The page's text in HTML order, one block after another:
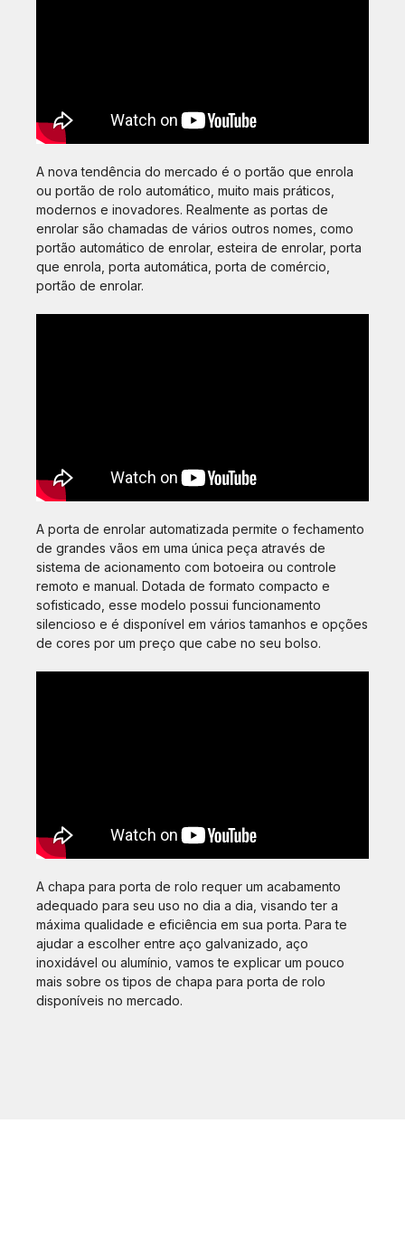
A nova tendência do mercado é o portão que enrola
ou portão de rolo automático, muito mais práticos,
modernos e inovadores. Realmente as portas de
enrolar são chamadas de vários outros nomes, como
portão automático de enrolar, esteira de enrolar, porta
que enrola, porta automática, porta de comércio,
portão de enrolar.
A porta de enrolar automatizada permite o fechamento
de grandes vãos em uma única peça através de
sistema de acionamento com botoeira ou controle
remoto e manual. Dotada de formato compacto e
sofisticado, esse modelo possui funcionamento
silencioso e é disponível em vários tamanhos e opções
de cores por um preço que cabe no seu bolso.
A chapa para porta de rolo requer um acabamento
adequado para seu uso no dia a dia, visando ter a
máxima qualidade e eficiência em sua porta. Para te
ajudar a escolher entre aço galvanizado, aço
inoxidável ou alumínio, vamos te explicar um pouco
mais sobre os tipos de chapa para porta de rolo
disponíveis no mercado.